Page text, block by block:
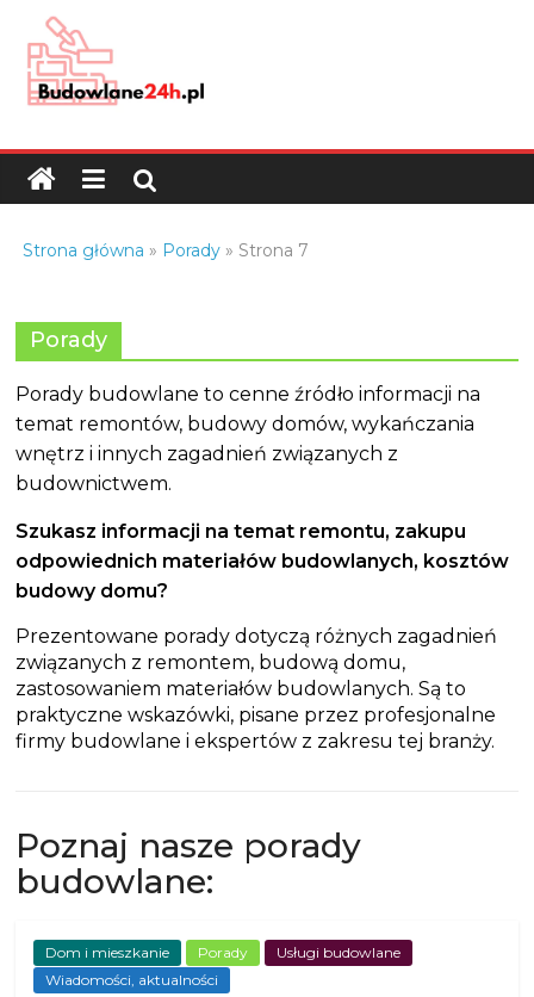
content
Budowlane24h.pl
portal
budowlany
z
budowlanej
Strona główna » Porady » Strona 7
Porady
Porady budowlane to cenne źródło informacji na
temat remontów, budowy domów, wykańczania
wnętrz i innych zagadnień związanych z
budownictwem.
Szukasz informacji na temat remontu, zakupu
odpowiednich materiałów budowlanych, kosztów
budowy domu?
Prezentowane porady dotyczą różnych zagadnień
związanych z remontem, budową domu,
zastosowaniem materiałów budowlanych. Są to
praktyczne wskazówki, pisane przez profesjonalne
firmy budowlane i ekspertów z zakresu tej branży.
Poznaj nasze porady
budowlane:
Dom i mieszkanie Porady
Usługi budowlane
Wiadomości, aktualności